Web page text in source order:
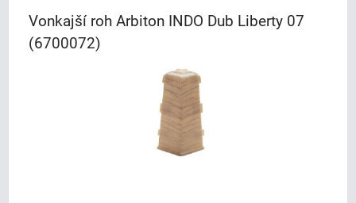
Vonkajší roh Arbiton INDO Dub Liberty 07
(6700072)